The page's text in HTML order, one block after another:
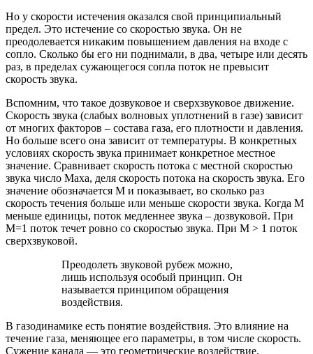
Но у скорости истечения оказался свой принципиальный
предел. Это истечение со скоростью звука. Он не
преодолевается никаким повышением давления на входе с
сопло. Сколько бы его ни поднимали, в два, четыре или десять
раз, в пределах сужающегося сопла поток не превысит
скорость звука.
Вспомним, что такое дозвуковое и сверхзвуковое движение.
Скорость звука (слабых волновых уплотнений в газе) зависит
от многих факторов – состава газа, его плотности и давления.
Но больше всего она зависит от температуры. В конкретных
условиях скорость звука принимает конкретное местное
значение. Сравнивает скорость потока с местной скоростью
звука число Маха, деля скорость потока на скорость звука. Его
значение обозначается М и показывает, во сколько раз
скорость течения больше или меньше скорости звука. Когда М
меньше единицы, поток медленнее звука – дозвуковой. При
М=1 поток течет ровно со скоростью звука. При М > 1 поток
сверхзвуковой.
Преодолеть звуковой рубеж можно,
лишь используя особый принцип. Он
называется принципом обращения
воздействия.
В газодинамике есть понятие воздействия. Это влияние на
течение газа, меняющее его параметры, в том числе скорость.
Сужение канала — это геометрические воздействие,